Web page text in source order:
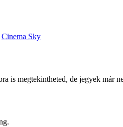
Cinema Sky
is megtekintheted, de jegyek már